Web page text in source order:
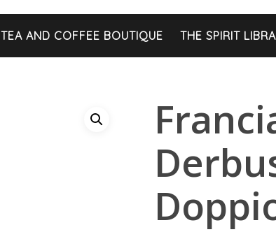
TEA AND COFFEE BOUTIQUE THE SPIRIT